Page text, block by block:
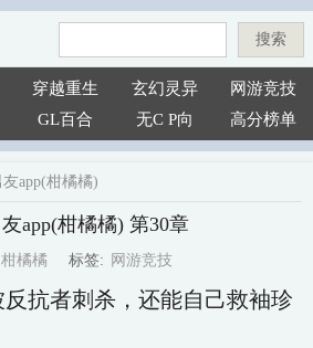
搜索
穿越重生 玄幻灵异
网游竞技
GL百合 无C P向 高分榜单
app(柑橘橘)
app(柑橘橘) 第30章
柑橘橘 标签: 网游竞技
抗者刺杀，还能自己救袖珍